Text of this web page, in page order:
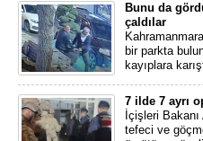
Bunu da
çaldılar
bir parkta
kayıplara
7 ilde 7 ayrı
İçişleri
tefeci ve